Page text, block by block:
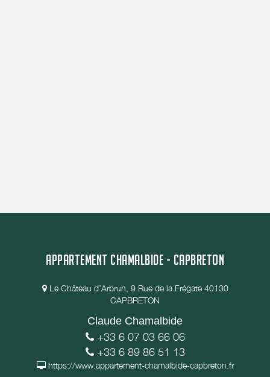
APPARTEMENT CHAMALBIDE - CAPBRETON
Le Château d’Arbrun, 9 Rue de la Frégate 40130
CAPBRETON
Claude Chamalbide
+33 6 07 03 66 06
+33 6 89 86 51 13
https://www.appartement-chamalbide-capbreton.fr